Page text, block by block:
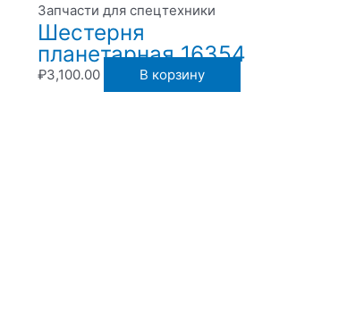
Запчасти для спецтехники
Шестерня
планетарная 16354
₽3,100.00 В корзину